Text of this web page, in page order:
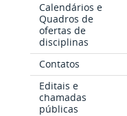
Calendários e
Quadros de
ofertas de
disciplinas
Contatos
Editais e
chamadas
públicas